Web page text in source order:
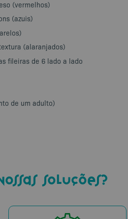
(vermelhos)
(azuis)
(alaranjados)
fileiras de 6 lado a lado
de um adulto)
soluções?